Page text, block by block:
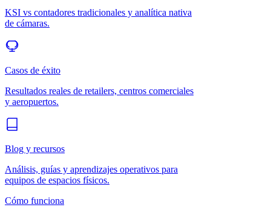
KSI vs contadores tradicionales y analítica nativa
de cámaras.
Casos de éxito
Resultados reales de retailers, centros comerciales
y aeropuertos.
Blog y recursos
Análisis, guías y aprendizajes operativos para
equipos de espacios físicos.
Cómo funciona